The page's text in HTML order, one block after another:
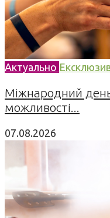
Актуально
Міжнародний
можливості...
07.08.2026